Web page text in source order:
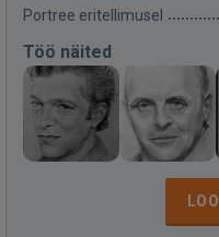
Portree eritellimusel
Töö näited